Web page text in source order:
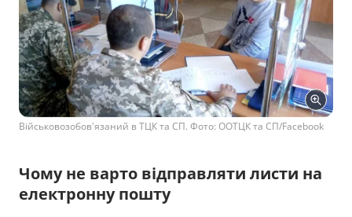
Військовозобов'язаний в ТЦК та СП. Фото: ООТЦК та СП/Facebook
Чому не варто відправляти листи на
електронну пошту